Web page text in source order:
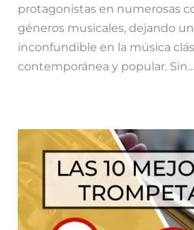
protagonistas en numerosas
géneros musicales, dejando
inconfundible en la música
contemporánea y popular. Sin…